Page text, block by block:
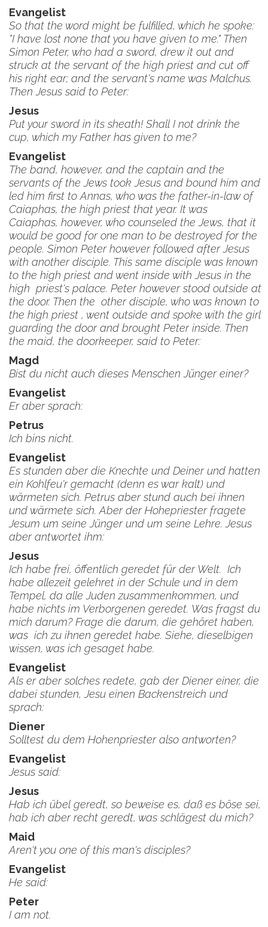
Evangelist
So that the word might be fulfilled, which he spoke:
"I have lost none that you have given to me." Then
Simon Peter, who had a sword, drew it out and
struck at the servant of the high priest and cut off
his right ear; and the servant's name was Malchus.
Then Jesus said to Peter:
Jesus
Put your sword in its sheath! Shall I not drink the
cup, which my Father has given to me?
Evangelist
The band, however, and the captain and the
servants of the Jews took Jesus and bound him and
led him first to Annas, who was the father-in-law of
Caiaphas, the high priest that year. It was
Caiaphas, however, who counseled the Jews, that it
would be good for one man to be destroyed for the
people. Simon Peter however followed after Jesus
with another disciple. This same disciple was known
to the high priest and went inside with Jesus in the
high priest's palace. Peter however stood outside at
the door. Then the other disciple, who was known to
the high priest , went outside and spoke with the girl
guarding the door and brought Peter inside. Then
the maid, the doorkeeper, said to Peter:
Magd
Bist du nicht auch dieses Menschen Jünger einer?
Evangelist
Er aber sprach:
Petrus
Ich bins nicht.
Evangelist
Es stunden aber die Knechte und Deiner und hatten
ein Kohlfeu'r gemacht (denn es war kalt) und
wärmeten sich. Petrus aber stund auch bei ihnen
und wärmete sich. Aber der Hohepriester fragete
Jesum um seine Jünger und um seine Lehre. Jesus
aber antwortet ihm:
Jesus
Ich habe frei, öffentlich geredet für der Welt. Ich
habe allezeit gelehret in der Schule und in dem
Tempel, da alle Juden zusammenkommen, und
habe nichts im Verborgenen geredet. Was fragst du
mich darum? Frage die darum, die gehöret haben,
was ich zu ihnen geredet habe. Siehe, dieselbigen
wissen, was ich gesaget habe.
Evangelist
Als er aber solches redete, gab der Diener einer, die
dabei stunden, Jesu einen Backenstreich und
sprach:
Diener
Solltest du dem Hohenpriester also antworten?
Evangelist
Jesus said:
Jesus
Hab ich übel geredt, so beweise es, daß es böse sei,
hab ich aber recht geredt, was schlägest du mich?
Maid
Aren't you one of this man's disciples?
Evangelist
He said:
Peter
I am not.